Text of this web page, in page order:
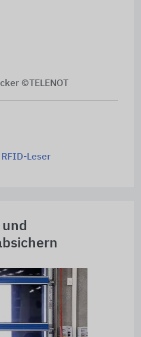
©TELENOT
Leser